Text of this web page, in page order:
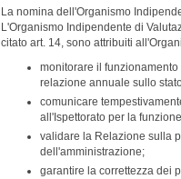
La nomina dell'Organismo
L'Organismo Indipendente di
citato art. 14, sono attribuiti
monitorare il
relazione annuale sullo
comunicare
all'Ispettorato per la
validare la Relazione sulla
dell'amministrazione;
garantire la correttezza dei